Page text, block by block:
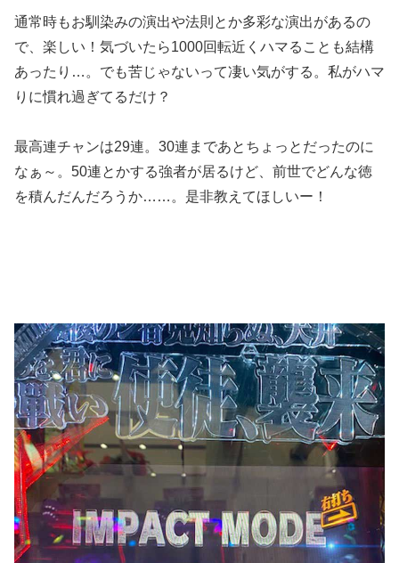
通常時もお馴染みの演出や法則とか多彩な演出があるの
で、楽しい！気づいたら1000回転近くハマることも結構
あったり…。でも苦じゃないって凄い気がする。私がハマ
りに慣れ過ぎてるだけ？
最高連チャンは29連。30連まであとちょっとだったのに
なぁ～。50連とかする強者が居るけど、前世でどんな徳
を積んだんだろうか……。是非教えてほしいー！